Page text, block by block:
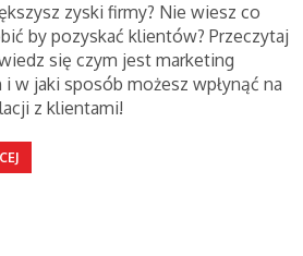
zyski firmy? Nie wiesz co
by pozyskać klientów? Przeczytaj
się czym jest marketing
w jaki sposób możesz wpłynąć na
z klientami!